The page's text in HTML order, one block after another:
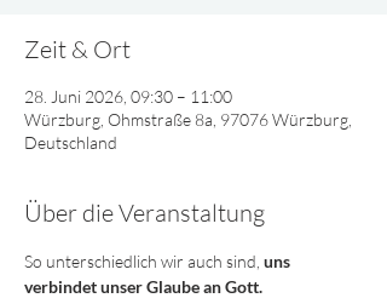
Zeit & Ort
28. Juni 2026, 09:30 – 11:00
Würzburg, Ohmstraße 8a, 97076 Würzburg,
Deutschland
Über die Veranstaltung
So unterschiedlich wir auch sind, uns
verbindet unser Glaube an Gott.